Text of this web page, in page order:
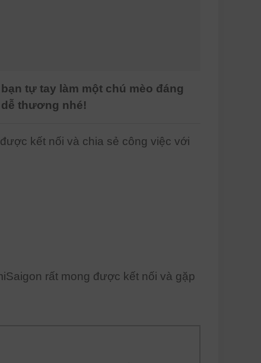
tự tay làm một chú mèo đáng
thương nhé!
kết nối và chia sẻ công việc với
rất mong được kết nối và gặp